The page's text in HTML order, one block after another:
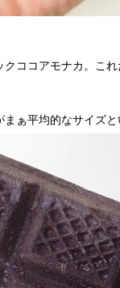
ココアモナカ。こ
ぁ平均的なサイズ